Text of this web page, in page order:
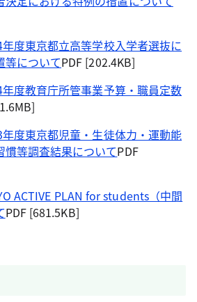
年度東京都立高等学校入学者選抜に
等についてPDF [202.4KB]
年度教育庁所管事業予算・職員定数
年度東京都児童・生徒体力・運動能
慣等調査結果についてPDF
ACTIVE PLAN for students（中間
PDF [681.5KB]